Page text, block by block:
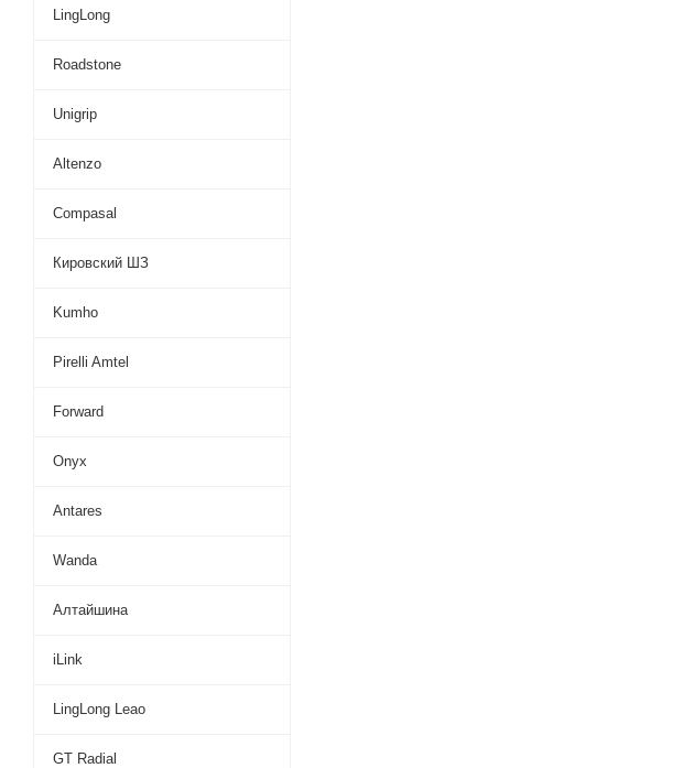
LingLong
Roadstone
Unigrip
Altenzo
Compasal
Кировский ШЗ
Kumho
Pirelli Amtel
Forward
Onyx
Antares
Wanda
Алтайшина
iLink
LingLong Leao
GT Radial